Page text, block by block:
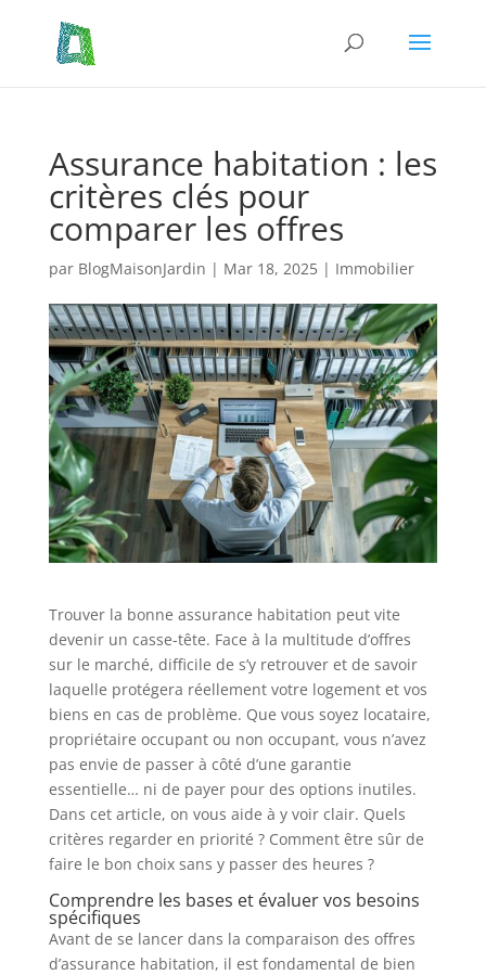
Assurance habitation : les
critères clés pour
comparer les offres
par BlogMaisonJardin | Mar 18, 2025| Immobilier
Trouver la bonne assurance habitation peut vite
devenir un casse-tête. Face à la multitude d’offres
sur le marché, difficile de s’y retrouver et de savoir
laquelle protégera réellement votre logement et vos
biens en cas de problème. Que vous soyez locataire,
propriétaire occupant ou non occupant, vous n’avez
pas envie de passer à côté d’une garantie
essentielle… ni de payer pour des options inutiles.
Dans cet article, on vous aide à y voir clair. Quels
critères regarder en priorité ? Comment être sûr de
faire le bon choix sans y passer des heures ?
Comprendre les bases et évaluer vos besoins
spécifiques
Avant de se lancer dans la comparaison des offres
d’assurance habitation, il est fondamental de bien